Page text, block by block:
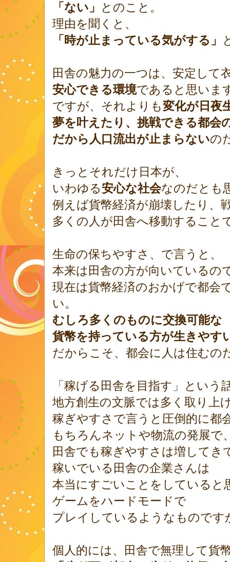
「ない」
とのこと。
理由を聞くと、
「時が止まっている気がする」
田舎の魅力の一つは、安定して
安心できる環境であると思いま
ですが、それよりも変化が日夜
夢を叶えたり、挑戦できる都会
だから人口流出が止まらないの
きっとそれだけ日本が、
いわゆる安心な社会なのだとも
例えば貨幣経済が崩壊したり、
多くの人が田舎へ移動すること
生命の保ちやすさ、で言うと、
本来は田舎の方が向いているの
現在は貨幣経済のおかげで都会
い。
むしろ多くのものに交換可能な
貨幣を持っている方が生きやす
だからこそ、都会に人は住むの
「稼げる田舎を目指す」という
地方創生の文脈では多く取り上
稼ぎやすさで言うと圧倒的に都
もちろんネットや物流の発展で
田舎でも稼ぎやすさは増してき
稼いでいる田舎の企業さんは
本当にすごいことをしていると
ゲームをハードモードで
プレイしているようなものです
個人的には、田舎で無理して貨